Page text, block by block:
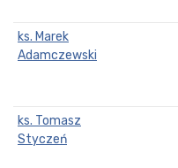
ks. Marek
Adamczewski
ks. Tomasz
Styczeń